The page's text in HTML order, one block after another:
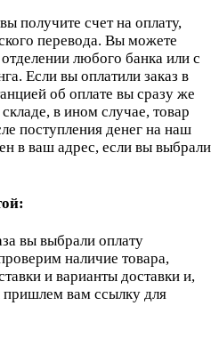
получите счет на оплату,
перевода. Вы можете
любого банка или с
Если вы оплатили заказ в
об оплате вы сразу же
в ином случае, товар
поступления денег на наш
в ваш адрес, если вы выбрали
вы выбрали оплату
наличие товара,
и варианты доставки и,
пришлем вам ссылку для